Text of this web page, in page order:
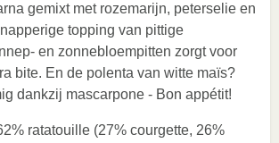
gemixt met rozemarijn, peterselie en
topping van pittige
en zonnebloempitten zorgt voor
bite. En de polenta van witte maïs?
dankzij mascarpone - Bon appétit!
ratatouille (27% courgette, 26%